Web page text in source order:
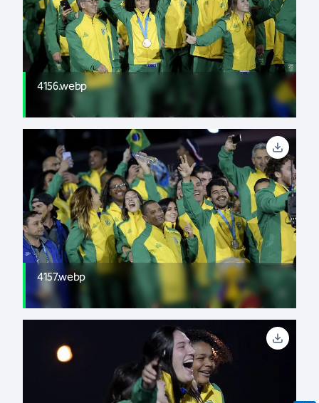
4156.webp
4157.webp